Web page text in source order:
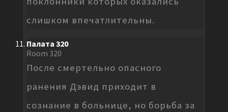
слишком впечатлительны.
Палата 320
Room 320
После смертельно опасного
ранения Дэвид приходит в
сознание в больнице, но борьба за